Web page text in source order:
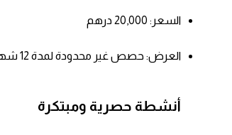
السعر: 20,000 درهم
العرض: حصص غير محدودة لمدة 12 شهراً
أنشطة حصرية ومبتكرة